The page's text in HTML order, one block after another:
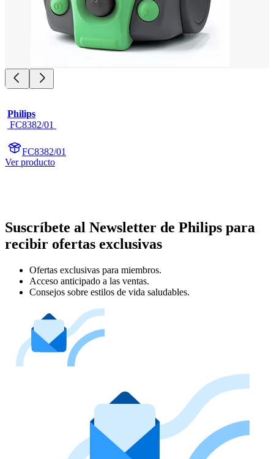
Philips
FC8382/01
FC8382/01
Ver producto
Suscríbete al Newsletter de Philips para
recibir ofertas exclusivas
Ofertas exclusivas para miembros.
Acceso anticipado a las ventas.
Consejos sobre estilos de vida saludables.